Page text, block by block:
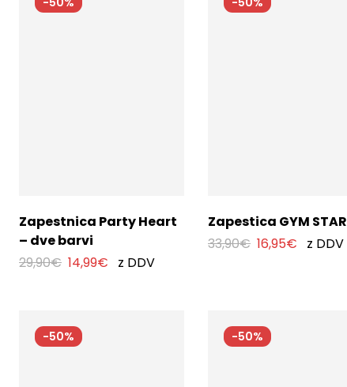
Zapestnica Party Heart
– dve barvi
29,90€ 14,99€ z DDV
Zapestica GYM STAR
33,90€ 16,95€ z DDV
-50% -50%